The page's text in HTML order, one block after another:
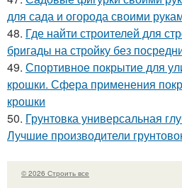
для сада и огорода своими
48. Где найти строителей для
бригады на стройку без
49. Спортивное покрытие для
крошки. Сфера применения
крошки
50. Грунтовка универсальная
Лучшие производители
© 2026 Строить все